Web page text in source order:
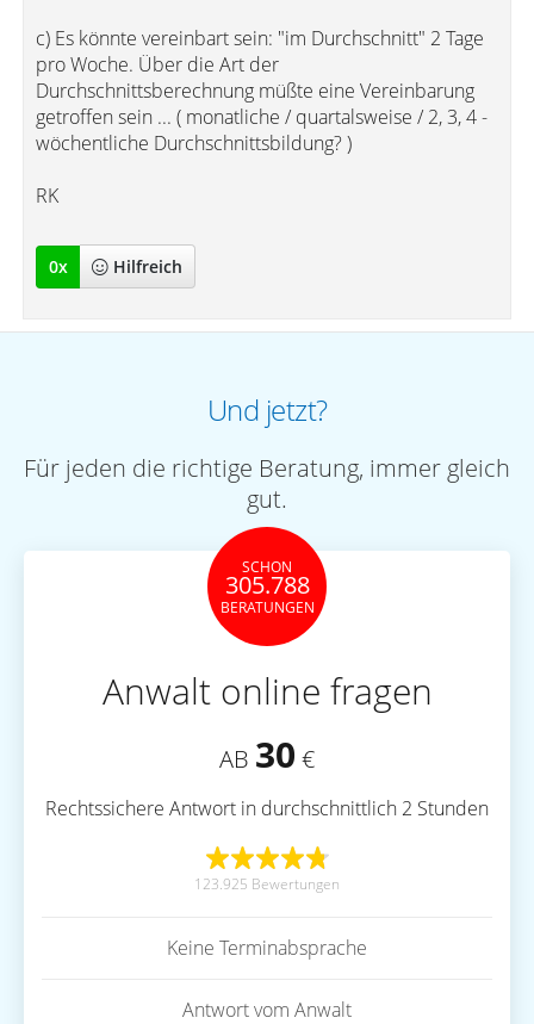
c) Es könnte vereinbart sein: "im Durchschnitt" 2 Tage
pro Woche. Über die Art der
Durchschnittsberechnung müßte eine Vereinbarung
getroffen sein ... ( monatliche / quartalsweise / 2, 3, 4 -
wöchentliche Durchschnittsbildung? )
RK
0x Hilfreich
Und jetzt?
Für jeden die richtige Beratung, immer gleich
gut.
SCHON
305.788
BERATUNGEN
Anwalt online fragen
AB 30 €
Rechtssichere Antwort in durchschnittlich 2 Stunden
123.925 Bewertungen
Keine Terminabsprache
Antwort vom Anwalt